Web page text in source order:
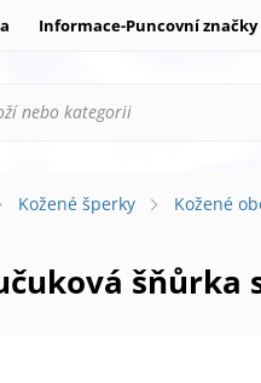
Informace-Puncovní značky
Kožené šperky Kožené